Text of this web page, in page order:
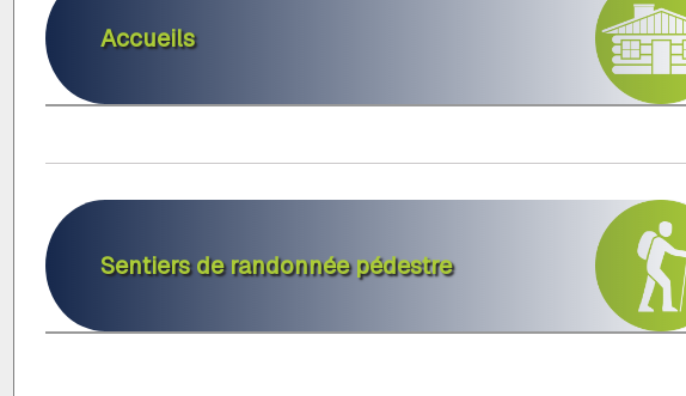
Accueils
Sentiers de randonnée pédestre